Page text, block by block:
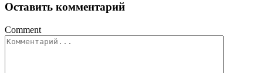
Оставить комментарий
Comment